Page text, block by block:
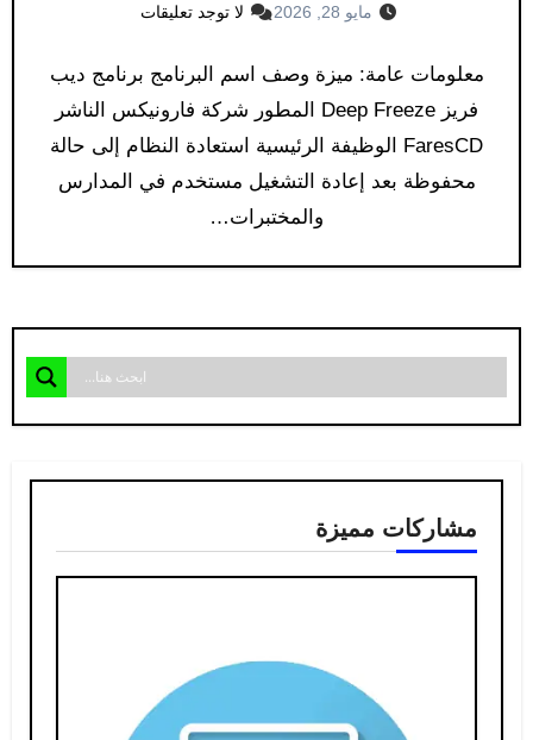
مايو 28, 2026 لا توجد تعليقات
معلومات عامة: ميزة وصف اسم البرنامج برنامج ديب
فريز Deep Freeze المطور شركة فارونيكس الناشر
FaresCD الوظيفة الرئيسية استعادة النظام إلى حالة
محفوظة بعد إعادة التشغيل مستخدم في المدارس
والمختبرات…
مشاركات مميزة